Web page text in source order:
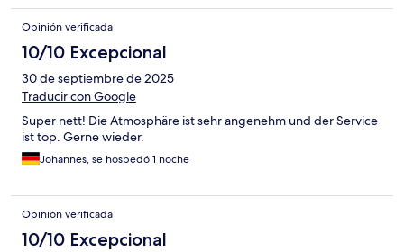
Opinión verificada
10/10 Excepcional
30 de septiembre de 2025
Traducir con Google
Super nett! Die Atmosphäre ist sehr angenehm und der Service
ist top. Gerne wieder.
Johannes, se hospedó 1 noche
Opinión verificada
10/10 Excepcional